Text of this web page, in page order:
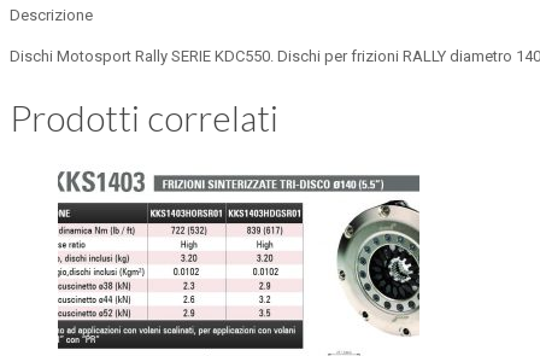
Descrizione
Dischi Motosport Rally SERIE KDC550. Dischi per frizioni RALLY diametro
Prodotti correlati